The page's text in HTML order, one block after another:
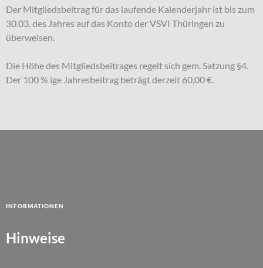
Der Mitgliedsbeitrag für das laufende Kalenderjahr ist bis zum
30.03. des Jahres auf das Konto der VSVI Thüringen zu
überweisen.
Die Höhe des Mitgliedsbeitrages regelt sich gem. Satzung §4.
Der 100 % ige Jahresbeitrag beträgt derzeit 60,00 €.
Informationen
Hinweise